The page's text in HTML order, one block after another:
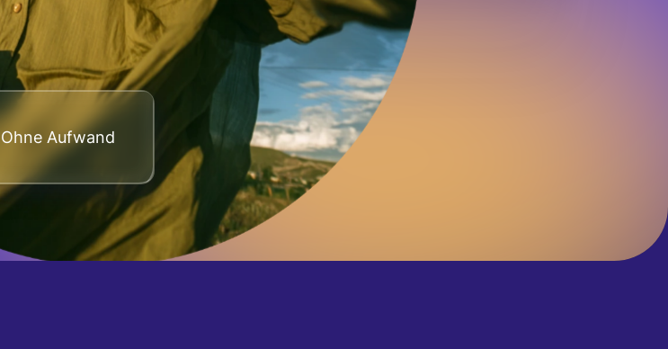
Оhne Aufwand